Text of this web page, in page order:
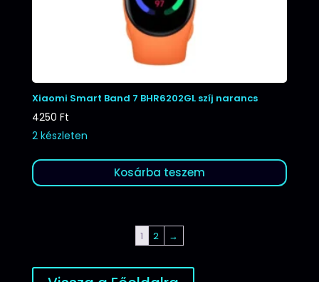
Xiaomi Smart Band 7 BHR6202GL szíj narancs
4250 Ft
2 készleten
Kosárba teszem
1 2 →